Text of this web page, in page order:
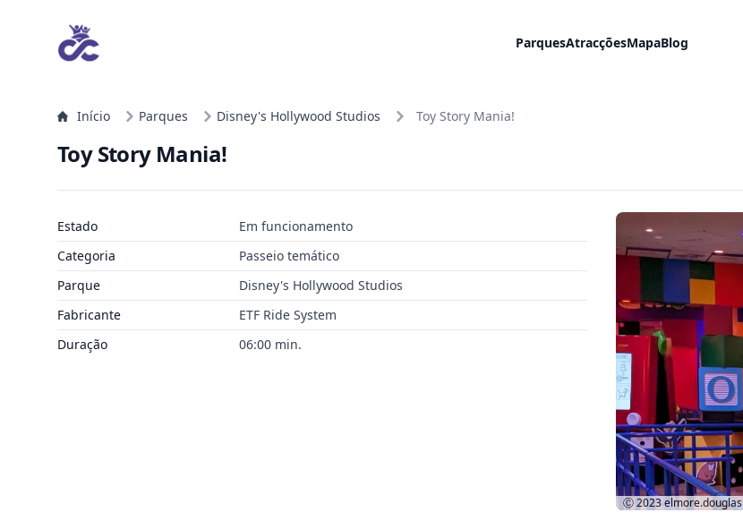
ParquesAtracçõesMapaBlog
Início Parques Disney's Hollywood Studios Toy Story Mania!
Toy Story Mania!
Estado
Em funcionamento
Categoria
Passeio temático
Parque
Disney's Hollywood Studios
Fabricante
ETF Ride System
Duração
06:00 min.
Ⓒ 2023elmore.douglas